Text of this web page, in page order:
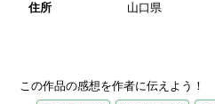
住所 山口県
この作品の感想を作者に伝えよう！